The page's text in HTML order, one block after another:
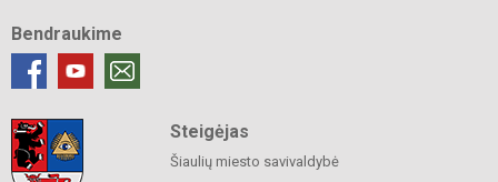
Bendraukime
Steigėjas
Šiaulių miesto savivaldybė